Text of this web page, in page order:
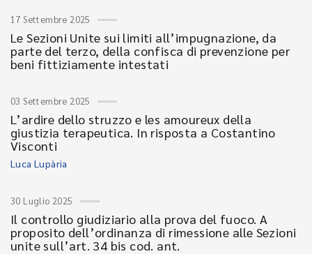
17 Settembre 2025
Le Sezioni Unite sui limiti all’impugnazione, da
parte del terzo, della confisca di prevenzione per
beni fittiziamente intestati
03 Settembre 2025
L’ardire dello struzzo e les amoureux della
giustizia terapeutica. In risposta a Costantino
Visconti
Luca Lupària
30 Luglio 2025
Il controllo giudiziario alla prova del fuoco. A
proposito dell’ordinanza di rimessione alle Sezioni
unite sull’art. 34 bis cod. ant.